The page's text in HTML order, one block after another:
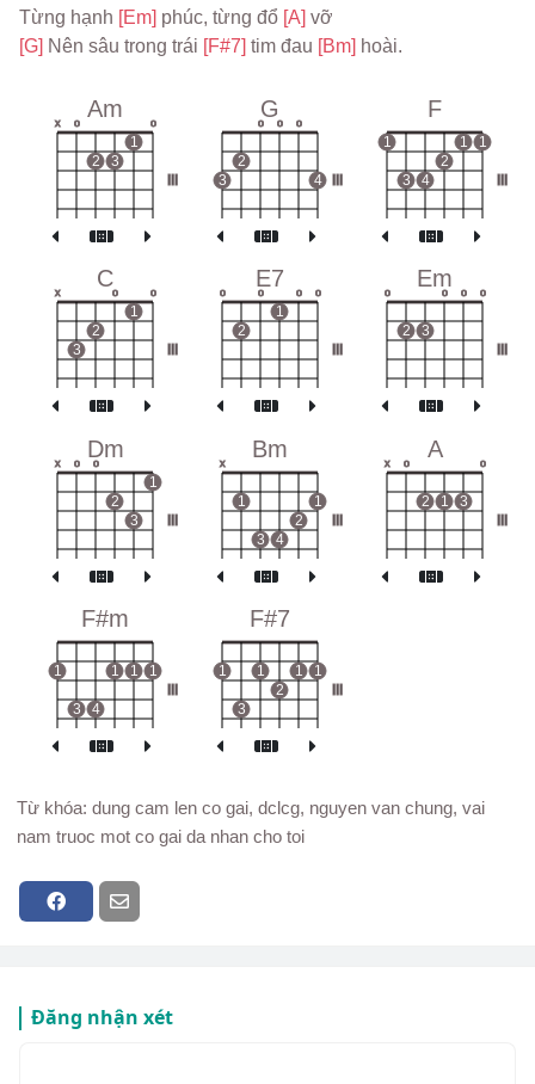
Từng hạnh [Em] phúc, từng đổ [A] vỡ
[G] Nên sâu trong trái [F#7] tim đau [Bm] hoài.
Am
x o
2 3
1
o
G
3
2
o o o
4
F
1
3 4
2
1 1
C
x
3
2
o
1
o
E7
o
2
o
1
o o
Em
o
2 3
o o o
Dm
x o o
2
3
1
Bm
x
1
3 4
2
1
A
x o
2 1 3
o
F#m
1
3 4
1 1 1
F#7
1
3
1
2
1 1
Từ khóa: dung cam len co gai, dclcg, nguyen van chung, vai
nam truoc mot co gai da nhan cho toi
Đăng nhận xét